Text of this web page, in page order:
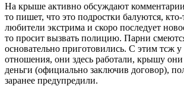
На крыше активно обсуждают
то пишет, что это подростки балуются, кто-
любители экстрима и скоро последует
то просит вызвать полицию. Парни
основательно приготовились. С этим тсж
отношения, они здесь работали, крышу они
деньги (официально заключив договор),
заранее предупредили.